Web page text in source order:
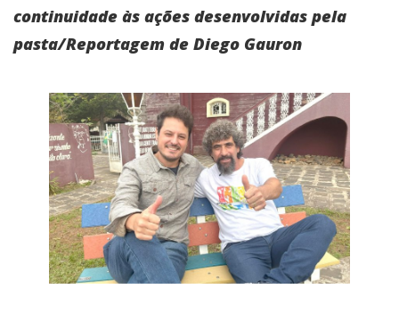
continuidade às ações desenvolvidas pela
pasta/Reportagem de Diego Gauron